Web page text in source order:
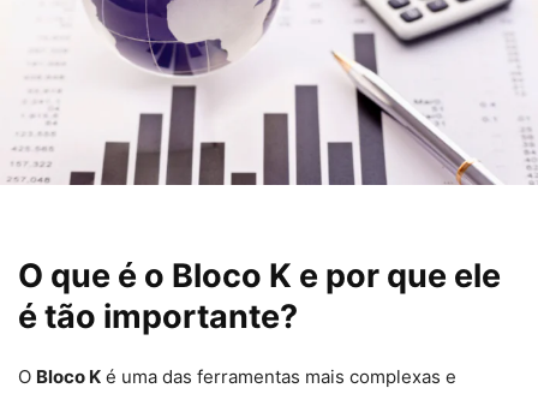
O que é o Bloco K e por que ele
é tão importante?
O Bloco K é uma das ferramentas mais complexas e